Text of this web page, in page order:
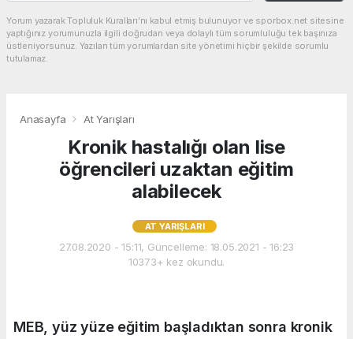
Yorum yazarak Topluluk Kuralları’nı kabul etmiş bulunuyor ve sporbox.net sitesine
yaptığınız yorumunuzla ilgili doğrudan veya dolaylı tüm sorumluluğu tek başınıza
üstleniyorsunuz. Yazılan tüm yorumlardan site yönetimi hiçbir şekilde sorumlu
tutulamaz.
Anasayfa At Yarışları
Kronik hastalığı olan lise
öğrencileri uzaktan eğitim
alabilecek
AT YARIŞLARI
27.08.2020 - 15:11, Güncelleme: 18.05.2021 - 16:23
10373+ kez okundu.
MEB, yüz yüze eğitim başladıktan sonra kronik